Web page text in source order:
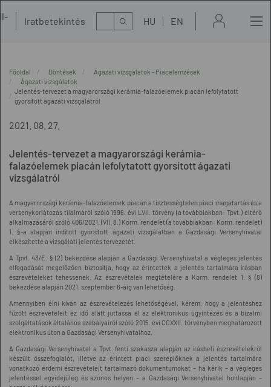
Iratbetekintés Kereső HU EN
Főoldal Döntések
Ágazati vizsgálatok - Piacelemzések
Ágazati vizsgálatok
Jelentés-tervezet a magyarországi kerámia-falazóelemek piacán lefolytatott
gyorsított ágazati vizsgálatról
2021. 08. 27.
Jelentés-tervezet a magyarországi kerámia-
falazóelemek piacán lefolytatott gyorsított ágazati
vizsgálatról
A magyarországi kerámia-falazóelemek piacán a tisztességtelen piaci magatartás és a
versenykorlátozás tilalmáról szóló 1996. évi LVII. törvény (a továbbiakban: Tpvt.) eltérő
alkalmazásáról szóló 406/2021. (VII. 8.) Korm. rendelet (a továbbiakban: Korm. rendelet)
1. §-a alapján indított gyorsított ágazati vizsgálatban a Gazdasági Versenyhivatal
elkészítette a vizsgálati jelentés tervezetét.
A Tpvt. 43/E. § (2) bekezdése alapján a Gazdasági Versenyhivatal a végleges jelentés
elfogadását megelőzően biztosítja, hogy az érintettek a jelentés tartalmára írásban
észrevételeket tehessenek. Az észrevételek megtételére a Korm. rendelet 1. § (8)
bekezdése alapján 2021. szeptember 6-áig van lehetőség.
Amennyiben élni kíván az észrevételezés lehetőségével, kérem, hogy a jelentéshez
fűzött észrevételeit ez idő alatt juttassa el az elektronikus ügyintézés és a bizalmi
szolgáltatások általános szabályairól szóló 2015. évi CCXXII. törvényben meghatározott
elektronikus úton a Gazdasági Versenyhivatalhoz.
A Gazdasági Versenyhivatal a Tpvt. fenti szakasza alapján az írásbeli észrevételekről
készült összefoglalót, illetve az érintett piaci szereplőknek a jelentés tartalmára
vonatkozó érdemi észrevételeit tartalmazó dokumentumokat – ha kérik – a végleges
jelentéssel egyidejűleg és azonos helyen – a Gazdasági Versenyhivatal honlapján –